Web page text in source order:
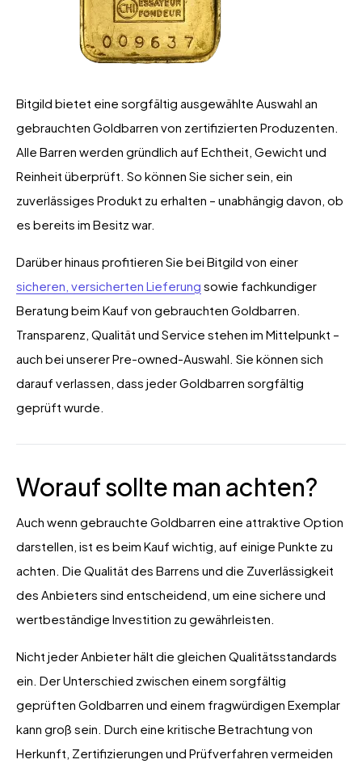
Bitgild bietet eine sorgfältig ausgewählte Auswahl an
gebrauchten Goldbarren von zertifizierten Produzenten.
Alle Barren werden gründlich auf Echtheit, Gewicht und
Reinheit überprüft. So können Sie sicher sein, ein
zuverlässiges Produkt zu erhalten – unabhängig davon, ob
es bereits im Besitz war.
Darüber hinaus profitieren Sie bei Bitgild von einer
sicheren, versicherten Lieferung sowie fachkundiger
Beratung beim Kauf von gebrauchten Goldbarren.
Transparenz, Qualität und Service stehen im Mittelpunkt –
auch bei unserer Pre-owned-Auswahl. Sie können sich
darauf verlassen, dass jeder Goldbarren sorgfältig
geprüft wurde.
Worauf sollte man achten?
Auch wenn gebrauchte Goldbarren eine attraktive Option
darstellen, ist es beim Kauf wichtig, auf einige Punkte zu
achten. Die Qualität des Barrens und die Zuverlässigkeit
des Anbieters sind entscheidend, um eine sichere und
wertbeständige Investition zu gewährleisten.
Nicht jeder Anbieter hält die gleichen Qualitätsstandards
ein. Der Unterschied zwischen einem sorgfältig
geprüften Goldbarren und einem fragwürdigen Exemplar
kann groß sein. Durch eine kritische Betrachtung von
Herkunft, Zertifizierungen und Prüfverfahren vermeiden